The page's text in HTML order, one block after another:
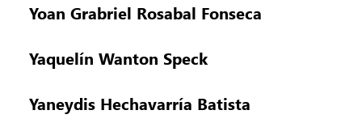
Yoan Grabriel Rosabal Fonseca
Yaquelín Wanton Speck
Yaneydis Hechavarría Batista